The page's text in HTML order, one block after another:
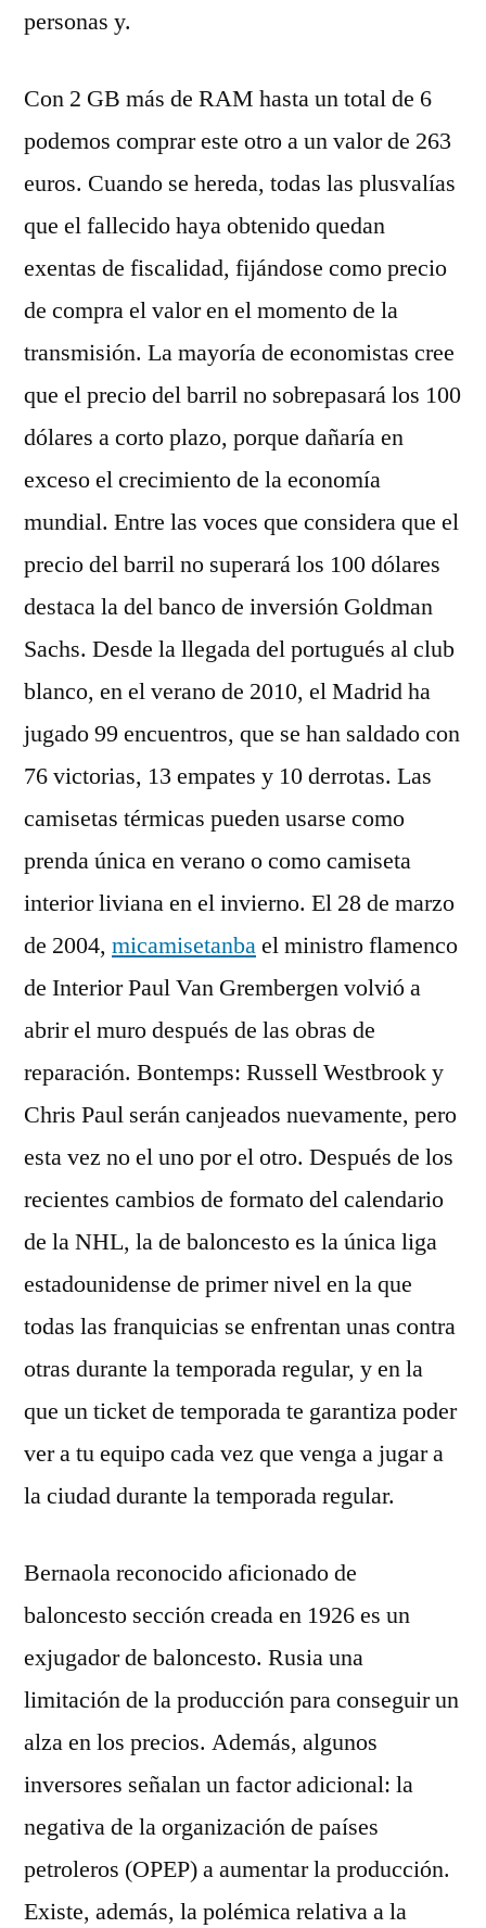
personas y.
Con 2 GB más de RAM hasta un total de 6
podemos comprar este otro a un valor de 263
euros. Cuando se hereda, todas las plusvalías
que el fallecido haya obtenido quedan
exentas de fiscalidad, fijándose como precio
de compra el valor en el momento de la
transmisión. La mayoría de economistas cree
que el precio del barril no sobrepasará los 100
dólares a corto plazo, porque dañaría en
exceso el crecimiento de la economía
mundial. Entre las voces que considera que el
precio del barril no superará los 100 dólares
destaca la del banco de inversión Goldman
Sachs. Desde la llegada del portugués al club
blanco, en el verano de 2010, el Madrid ha
jugado 99 encuentros, que se han saldado con
76 victorias, 13 empates y 10 derrotas. Las
camisetas térmicas pueden usarse como
prenda única en verano o como camiseta
interior liviana en el invierno. El 28 de marzo
de 2004, micamisetanbael ministro flamenco
de Interior Paul Van Grembergen volvió a
abrir el muro después de las obras de
reparación. Bontemps: Russell Westbrook y
Chris Paul serán canjeados nuevamente, pero
esta vez no el uno por el otro. Después de los
recientes cambios de formato del calendario
de la NHL, la de baloncesto es la única liga
estadounidense de primer nivel en la que
todas las franquicias se enfrentan unas contra
otras durante la temporada regular, y en la
que un ticket de temporada te garantiza poder
ver a tu equipo cada vez que venga a jugar a
la ciudad durante la temporada regular.
Bernaola reconocido aficionado de
baloncesto sección creada en 1926 es un
exjugador de baloncesto. Rusia una
limitación de la producción para conseguir un
alza en los precios. Además, algunos
inversores señalan un factor adicional: la
negativa de la organización de países
petroleros (OPEP) a aumentar la producción.
Existe, además, la polémica relativa a la